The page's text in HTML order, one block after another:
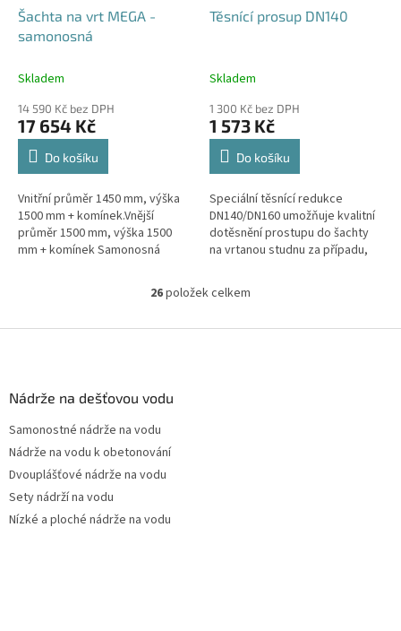
Šachta na vrt MEGA -
samonosná
Skladem
14 590 Kč bez DPH
17 654 Kč
Do košíku
Vnitřní průměr 1450 mm, výška
1500 mm + komínek.Vnější
průměr 1500 mm, výška 1500
mm + komínek Samonosná
obetonování.Volitelné průměry i
Těsnící prosup DN140
Skladem
1 300 Kč bez DPH
1 573 Kč
Do košíku
Speciální těsnící redukce
DN140/DN160 umožňuje kvalitní
dotěsnění prostupu do šachty
na vrtanou studnu za případu,
potrubí DN140.
O
l
26položek celkem
Nádrže na dešťovou vodu
Samonostné nádrže na vodu
Nádrže na vodu k obetonování
Dvouplášťové nádrže na vodu
Sety nádrží na vodu
Nízké a ploché nádrže na vodu